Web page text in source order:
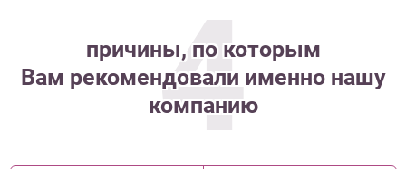
4
причины, по которым
Вам рекомендовали именно нашу
компанию